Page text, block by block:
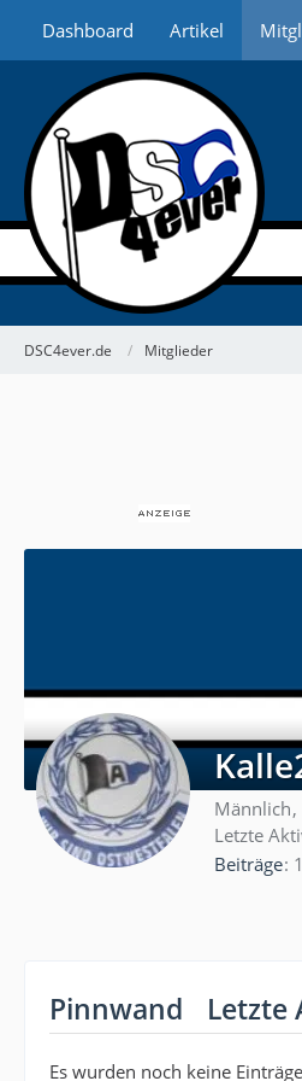
Dashboard Artikel
DSC4ever.de Mitglieder
Männlich
Letzte
Beiträge
Pinnwand Letzte
Es wurden noch keine